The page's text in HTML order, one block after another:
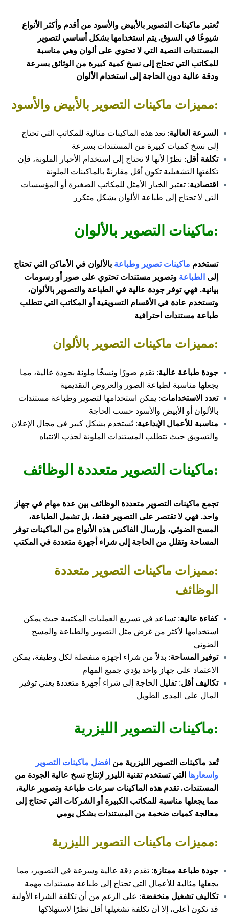
تُعتبر ماكينات التصوير بالأبيض والأسود من أقدم وأكثر الأنواع
شيوعًا في السوق. يتم استخدامها بشكل أساسي لتصوير
المستندات النصية التي لا تحتوي على ألوان وهي مناسبة
للمكاتب التي تحتاج إلى نسخ كمية كبيرة من الوثائق بسرعة
ودقة عالية دون الحاجة إلى استخدام الألوان
:مميزات ماكينات التصوير بالأبيض والأسود
السرعة العالية: تعد هذه الماكينات مثالية للمكاتب التي تحتاج
إلى نسخ كميات كبيرة من المستندات بسرعة
تكلفة أقل: نظرًا لأنها لا تحتاج إلى استخدام الأحبار الملونة، فإن
تكلفتها التشغيلية تكون أقل مقارنةً بالماكينات الملونة
اقتصادية: تعتبر الخيار الأمثل للمكاتب الصغيرة أو المؤسسات
التي لا تحتاج إلى طباعة الألوان بشكل متكرر
:ماكينات التصوير بالألوان
تستخدم ماكينات تصوير وطباعة بالألوان في الأماكن التي تحتاج
إلى الطباعة وتصوير مستندات تحتوي على صور أو رسومات
بيانية. فهي توفر جودة عالية في الطباعة والتصوير بالألوان،
وتستخدم عادة في الأقسام التسويقية أو المكاتب التي تتطلب
طباعة مستندات احترافية
:مميزات ماكينات التصوير بالألوان
جودة طباعة عالية: تقدم صورًا ونسخًا ملونة بجودة عالية، مما
يجعلها مناسبة لطباعة الصور والعروض التقديمية
تعدد الاستخدامات: يمكن استخدامها لتصوير وطباعة مستندات
بالألوان أو الأبيض والأسود حسب الحاجة
مناسبة للأعمال الإبداعية: تُستخدم بشكل كبير في مجال الإعلان
والتسويق حيث تتطلب المستندات الملونة لجذب الانتباه
:ماكينات التصوير متعددة الوظائف
تجمع ماكينات التصوير متعددة الوظائف بين عدة مهام في جهاز
واحد. فهي لا تقتصر على التصوير فقط، بل تشمل الطباعة،
المسح الضوئي، وإرسال الفاكس هذه الأنواع من الماكينات توفر
المساحة وتقلل من الحاجة إلى شراء أجهزة متعددة في المكتب
:مميزات ماكينات التصوير متعددة
الوظائف
كفاءة عالية: تساعد في تسريع العمليات المكتبية حيث يمكن
استخدامها لأكثر من غرض مثل التصوير والطباعة والمسح
الضوئي
توفير المساحة: بدلاً من شراء أجهزة منفصلة لكل وظيفة، يمكن
الاعتماد على جهاز واحد يؤدي جميع المهام
تكاليف أقل: تقليل الحاجة إلى شراء أجهزة متعددة يعني توفير
المال على المدى الطويل
:ماكينات التصوير الليزرية
تُعد ماكينات التصوير الليزرية من افضل ماكينات التصوير
واسعارها التي تستخدم تقنية الليزر لإنتاج نسخ عالية الجودة من
المستندات. تقدم هذه الماكينات سرعات طباعة وتصوير عالية،
مما يجعلها مناسبة للمكاتب الكبيرة أو الشركات التي تحتاج إلى
معالجة كميات ضخمة من المستندات بشكل يومي
:مميزات ماكينات التصوير الليزرية
جودة طباعة ممتازة: تقدم دقة عالية وسرعة في التصوير، مما
يجعلها مثالية للأعمال التي تحتاج إلى طباعة مستندات مهمة
تكاليف تشغيل منخفضة: على الرغم من أن تكلفة الشراء الأولية
قد تكون أعلى، إلا أن تكلفة تشغيلها أقل نظرًا لاستهلاكها